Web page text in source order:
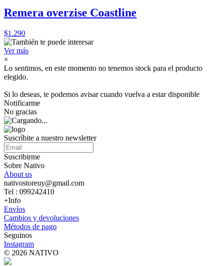
Remera overzise Coastline
$1.290
Ver más
×
Lo sentimos, en este momento no tenemos stock para el producto
elegido.
Si lo deseas, te podemos avisar cuando vuelva a estar disponible
Notificarme
No gracias
Suscríbite a nuestro newsletter
Suscribirme
Sobre Nativo
About us
nativostoreuy@gmail.com
Tel : 099242410
+Info
Envíos
Cambios y devoluciones
Métodos de pago
Seguinos
Instagram
© 2026 NATIVO